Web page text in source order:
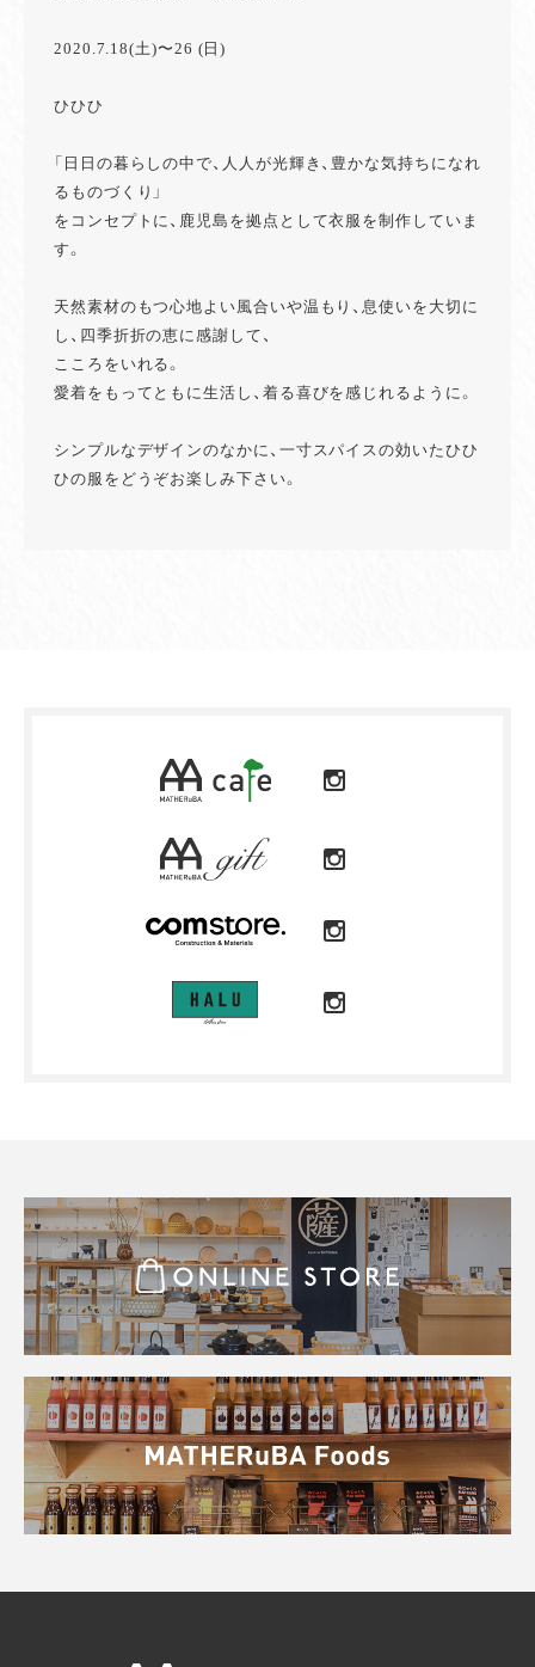
2020.7.18(土)〜26 (日)
ひひひ
「日日の暮らしの中で、人人が光輝き、豊かな気持ちになれ
るものづくり」
をコンセプトに、鹿児島を拠点として衣服を制作していま
す。
天然素材のもつ心地よい風合いや温もり、息使いを大切に
し、四季折折の恵に感謝して、
こころをいれる。
愛着をもってともに生活し、着る喜びを感じれるように。
シンプルなデザインのなかに、一寸スパイスの効いたひひ
ひの服をどうぞお楽しみ下さい。